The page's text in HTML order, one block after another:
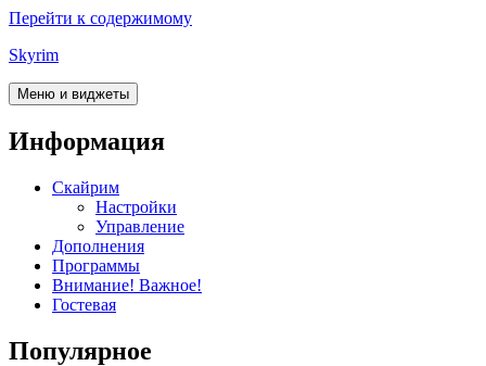
Перейти к содержимому
Skyrim
Меню и виджеты
Информация
Скайрим
Настройки
Управление
Дополнения
Программы
Внимание! Важное!
Гостевая
Популярное